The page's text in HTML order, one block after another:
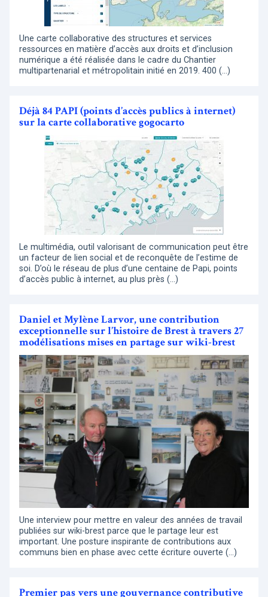
Une carte collaborative des structures et services
ressources en matière d’accès aux droits et d’inclusion
numérique a été réalisée dans le cadre du Chantier
multipartenarial et métropolitain initié en 2019. 400 (…)
Déjà 84 PAPI (points d’accès publics à internet)
sur la carte collaborative gogocarto
Le multimédia, outil valorisant de communication peut être
un facteur de lien social et de reconquête de l’estime de
soi. D’où le réseau de plus d’une centaine de Papi, points
d’accès public à internet, au plus près (…)
Daniel et Mylène Larvor, une contribution
exceptionnelle sur l’histoire de Brest à travers 27
modélisations mises en partage sur wiki-brest
Une interview pour mettre en valeur des années de travail
publiées sur wiki-brest parce que le partage leur est
important. Une posture inspirante de contributions aux
communs bien en phase avec cette écriture ouverte (…)
Premier pas vers une gouvernance contributive